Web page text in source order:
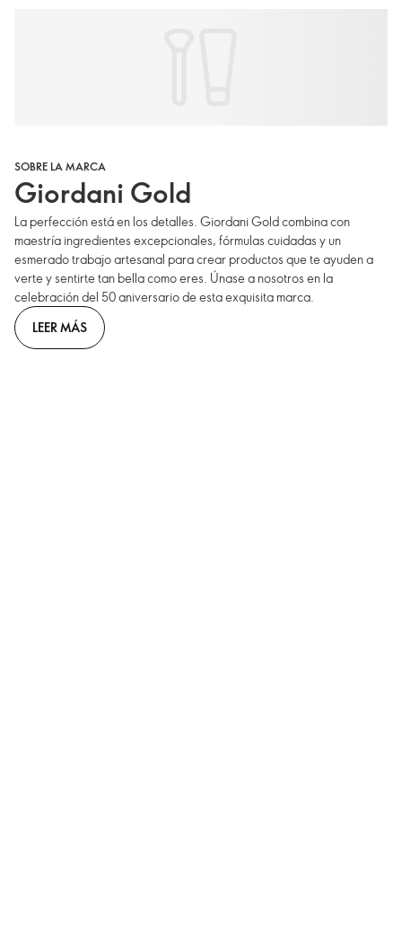
SOBRE LA MARCA
Giordani Gold
La perfección está en los detalles. Giordani Gold combina con
maestría ingredientes excepcionales, fórmulas cuidadas y un
esmerado trabajo artesanal para crear productos que te ayuden a
verte y sentirte tan bella como eres. Únase a nosotros en la
celebración del 50 aniversario de esta exquisita marca.
LEER MÁS